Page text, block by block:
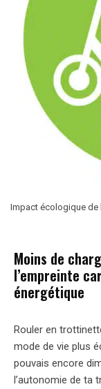
Impact écologique de
Moins de
l’empreinte
énergétique
Rouler en
mode de vie plus
pouvais encore
l’autonomie de ta